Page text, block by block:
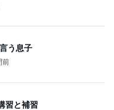
う息子
前
習と補習